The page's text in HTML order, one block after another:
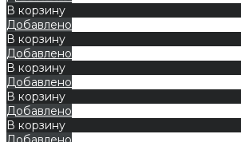
В корзину
Добавлено
В корзину
Добавлено
В корзину
Добавлено
В корзину
Добавлено
В корзину